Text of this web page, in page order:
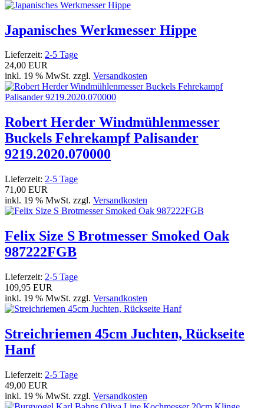
Japanisches Werkmesser Hippe
Lieferzeit: 2-5 Tage
24,00 EUR
inkl. 19 % MwSt. zzgl. Versandkosten
Robert Herder Windmühlenmesser
Buckels Fehrekampf Palisander
9219.2020.070000
Lieferzeit: 2-5 Tage
71,00 EUR
inkl. 19 % MwSt. zzgl. Versandkosten
Felix Size S Brotmesser Smoked Oak
987222FGB
Lieferzeit: 2-5 Tage
109,95 EUR
inkl. 19 % MwSt. zzgl. Versandkosten
Streichriemen 45cm Juchten, Rückseite
Hanf
Lieferzeit: 2-5 Tage
49,00 EUR
inkl. 19 % MwSt. zzgl. Versandkosten